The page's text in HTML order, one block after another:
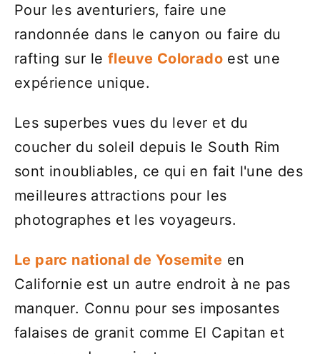
Pour les aventuriers, faire une
randonnée dans le canyon ou faire du
rafting sur lefleuve Colorado est une
expérience unique.
Les superbes vues du lever et du
coucher du soleil depuis le South Rim
sont inoubliables, ce qui en fait l'une des
meilleures attractions pour les
photographes et les voyageurs.
Le parc national de Yosemite en
Californie est un autre endroit à ne pas
manquer. Connu pour ses imposantes
falaises de granit comme El Capitan et